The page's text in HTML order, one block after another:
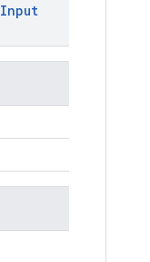
Input